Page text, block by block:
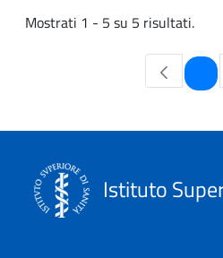
Mostrati 1 - 5 su 5 risultati.
Istituto